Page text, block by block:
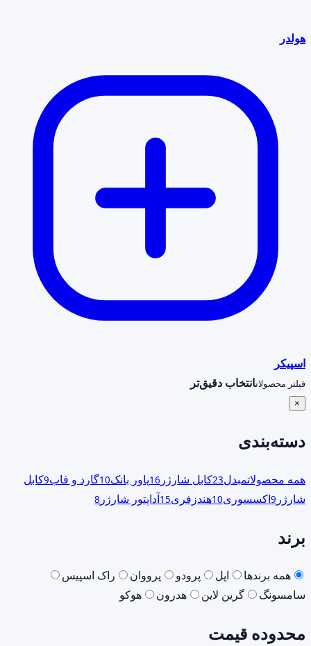
هولدر
اسپیکر
فیلتر محصولاتانتخاب دقیق‌تر
×
دسته‌بندی
همه محصولاتمبدل23کابل شارژر 16پاور بانک10گارد و قاب9کابل
شارژر 9اکسسوری10هندزفری15آداپتور شارژر 8
برند
همه برندها اپل پرودو پرووان
راک اسپیس
سامسونگ
گرین لاین هدرون هوکو
محدوده قیمت